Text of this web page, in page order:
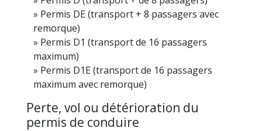
Permis DE (transport + 8 passagers avec
remorque)
Permis D1 (transport de 16 passagers
maximum)
Permis D1E (transport de 16 passagers
maximum avec remorque)
Perte, vol ou détérioration du
permis de conduire